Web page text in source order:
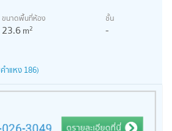
ขนาดพื้นที่ห้อง
23.6m2
ชั้น
-
ำแหง 186)